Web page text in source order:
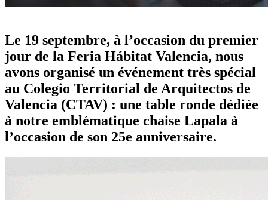
Le 19 septembre, à l’occasion du premier
jour de la Feria Hábitat Valencia, nous
avons organisé un événement très spécial
au Colegio Territorial de Arquitectos de
Valencia (CTAV) : une table ronde dédiée
à notre emblématique chaise Lapala à
l’occasion de son 25e anniversaire.